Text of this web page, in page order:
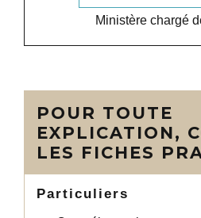
Ministère chargé
POUR TOUTE
EXPLICATION,
LES FICHES
Particuliers